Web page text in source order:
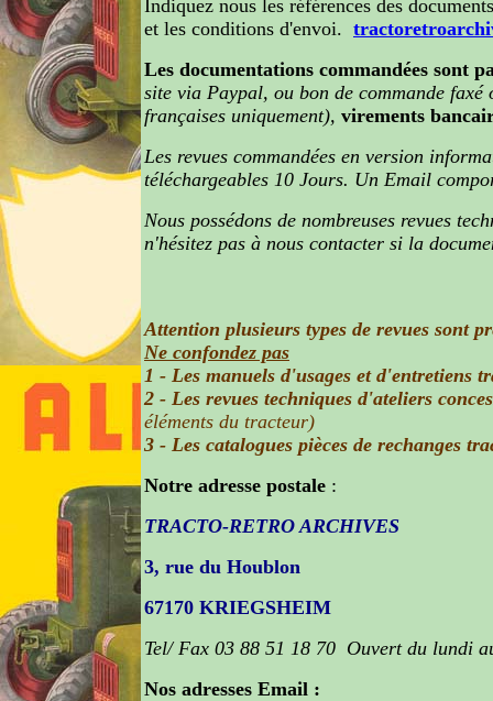
Indiquez nous les références des
et les conditions d'envoi.
Les documentations commandées sont
site via Paypal, ou bon de commande
françaises uniquement), virements
Les revues commandées en version
téléchargeables 10 Jours. Un Email
Nous possédons de nombreuses revues
n'hésitez pas à nous contacter si la
Attention plusieurs types de revues sont
Ne confondez pas
1 - Les manuels d'usages et d'entretiens
2 - Les revues techniques d'ateliers
éléments du tracteur)
3 - Les catalogues pièces de rechanges
Notre adresse postale :
TRACTO-RETRO ARCHIVES
3, rue du Houblon
67170 KRIEGSHEIM
Tel/ Fax 03 88 51 18 70 Ouvert du lundi
Nos adresses Email :